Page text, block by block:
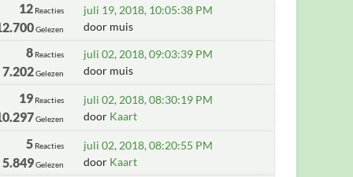
12 Reacties
Gelezen
juli 19, 2018, 10:05:38 PM
door muis
8 Reacties
7.202Gelezen
juli 02, 2018, 09:03:39 PM
door muis
19 Reacties
Gelezen
juli 02, 2018, 08:30:19 PM
door Kaart
5 Reacties
5.849Gelezen
juli 02, 2018, 08:20:55 PM
door Kaart